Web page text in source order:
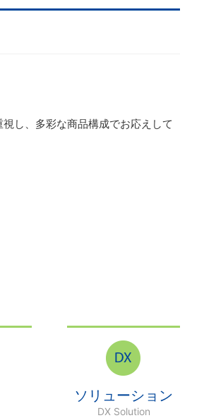
し、多彩な商品構成でお応えして
ソリューション
DX Solution